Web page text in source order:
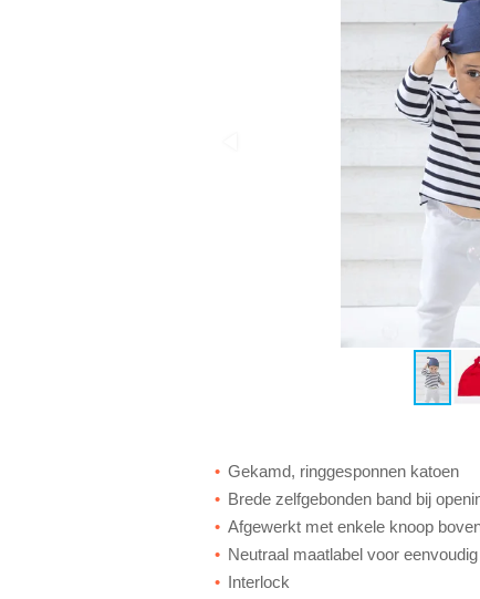
Gekamd, ringgesponnen katoen
Brede zelfgebonden band bij
Afgewerkt met enkele knoop
Neutraal maatlabel voor
Interlock